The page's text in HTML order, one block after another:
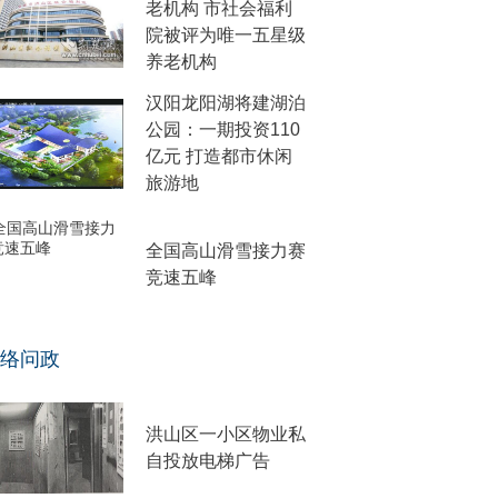
老机构 市社会福利
院被评为唯一五星级
养老机构
汉阳龙阳湖将建湖泊
公园：一期投资110
亿元 打造都市休闲
旅游地
全国高山滑雪接力赛
竞速五峰
问政
洪山区一小区物业私
自投放电梯广告